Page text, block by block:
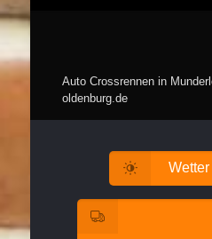
Auto Crossrennen in
oldenburg.de